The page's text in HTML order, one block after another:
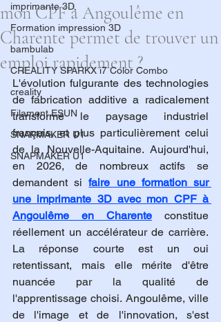
imprimante 3D,
Formation impression 3D
bambulab
CREALITY SPARKX i7 Color Combo
creality
Filament ESUN
SNAPMAKER U1
SNAPMAKER U1
mon CPF à Angoulême en
Charente permet de trouver un
emploi rapidement ?
L'évolution fulgurante des technologies
de fabrication additive a radicalement
transformé le paysage industriel
français, et plus particulièrement celui
de la Nouvelle-Aquitaine. Aujourd'hui,
en 2026, de nombreux actifs se
demandent si faire une formation sur
une imprimante 3D avec mon CPF à
Angoulême en Charente constitue
réellement un accélérateur de carrière.
La réponse courte est un oui
retentissant, mais elle mérite d'être
nuancée par la qualité de
l'apprentissage choisi. Angoulême, ville
de l'image et de l'innovation, s'est